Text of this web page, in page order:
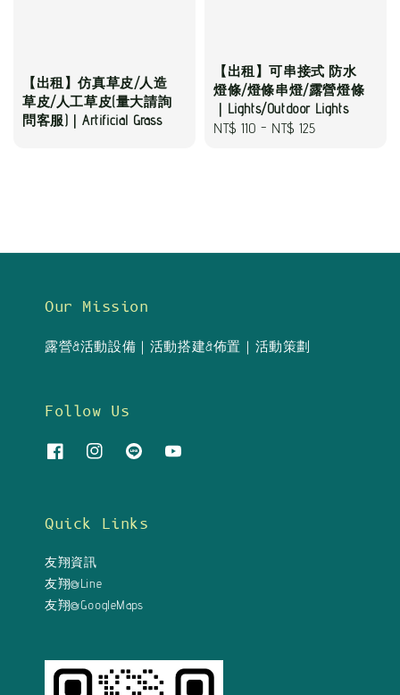
【出租】仿真草皮/人造
草皮/人工草皮(量大請詢
問客服)｜Artificial Grass
【出租】可串接式 防水
燈條/燈條串燈/露營燈條
｜Lights/Outdoor Lights
Regular
NT$ 110 - NT$ 125
Our Mission
露營&活動設備｜活動搭建&佈置｜活動策劃
Follow Us
Quick Links
友翔資訊
友翔@Line
友翔@GoogleMaps